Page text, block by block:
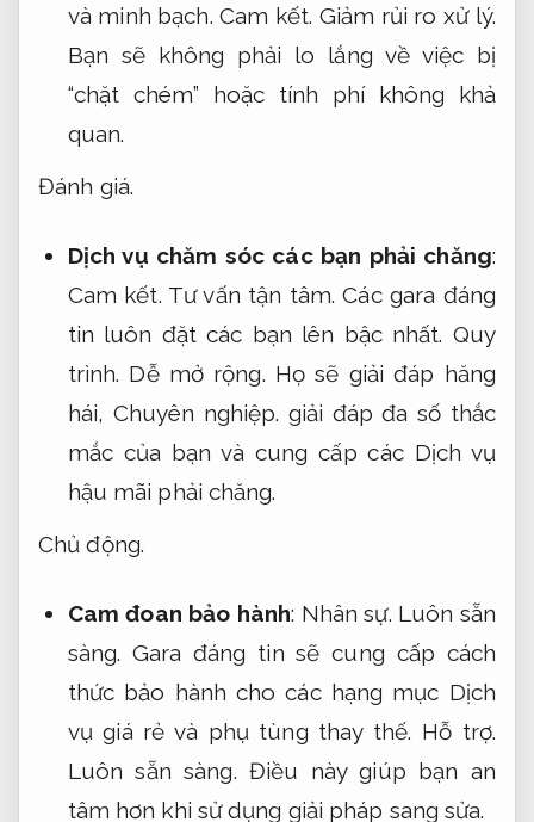
và minh bạch.Cam kết. Giảm rủi ro xử lý.
Bạn sẽ không phải lo lắng về việc bị
“chặt chém” hoặc tính phí không khả
quan.
Đánh giá.
Dịch vụ chăm sóc các bạn phải chăng:
Cam kết. Tư vấn tận tâm. Các gara đáng
tin luôn đặt các bạn lên bậc nhất. Quy
trình. Dễ mở rộng. Họ sẽ giải đáp hăng
hái, Chuyên nghiệp. giải đáp đa số thắc
mắc của bạn và cung cấp các Dịch vụ
hậu mãi phải chăng.
Chủ động.
Cam đoan bảo hành: Nhân sự. Luôn sẵn
sàng. Gara đáng tin sẽ cung cấp cách
thức bảo hành cho các hạng mục Dịch
vụ giá rẻ và phụ tùng thay thế. Hỗ trợ.
Luôn sẵn sàng. Điều này giúp bạn an
tâm hơn khi sử dụng giải pháp sang sửa.